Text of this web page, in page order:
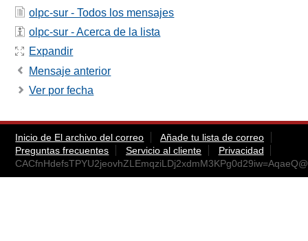
olpc-sur - Todos los mensajes
olpc-sur - Acerca de la lista
Expandir
Mensaje anterior
Ver por fecha
Inicio de El archivo del correo
Añade tu lista de correo
Preguntas frecuentes
Servicio al cliente
Privacidad